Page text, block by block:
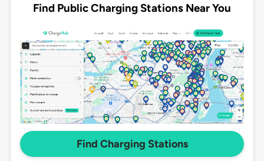
Find Public Charging Stations Near You
Find Charging Stations